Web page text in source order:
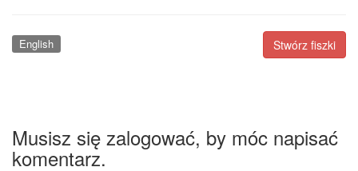
Stwórz fiszki
English
Musisz się zalogować, by móc napisać
komentarz.